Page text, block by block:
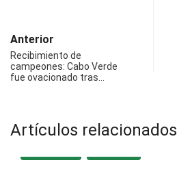
Anterior
Recibimiento de
campeones: Cabo Verde
fue ovacionado tras…
Artículos relacionados